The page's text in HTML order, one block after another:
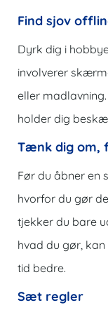
Find sjov
Dyrk dig i
involverer
eller
holder dig
Tænk dig om,
Før du åbner en
hvorfor du gør
tjekker du bare
hvad du gør,
tid bedre.
Sæt regler